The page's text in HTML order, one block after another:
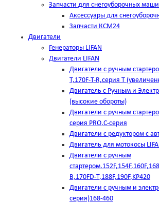
Запчасти для снегоуборочных
Аксессуары для
Запчасти КСМ24
Двигатели
Генераторы LIFAN
Двигатели LIFAN
Двигатели с ручным
T,170F-T-R,серия Т
Двигатель с Ручным и
(высокие обороты)
Двигатели с ручным
серия PRO,C-серия
Двигатели с редуктором с
Двигатель для мотокосы
Двигатели с ручным
B,170FD-T,188F,190F,KP420
Двигатели с ручным и
серия)168-460